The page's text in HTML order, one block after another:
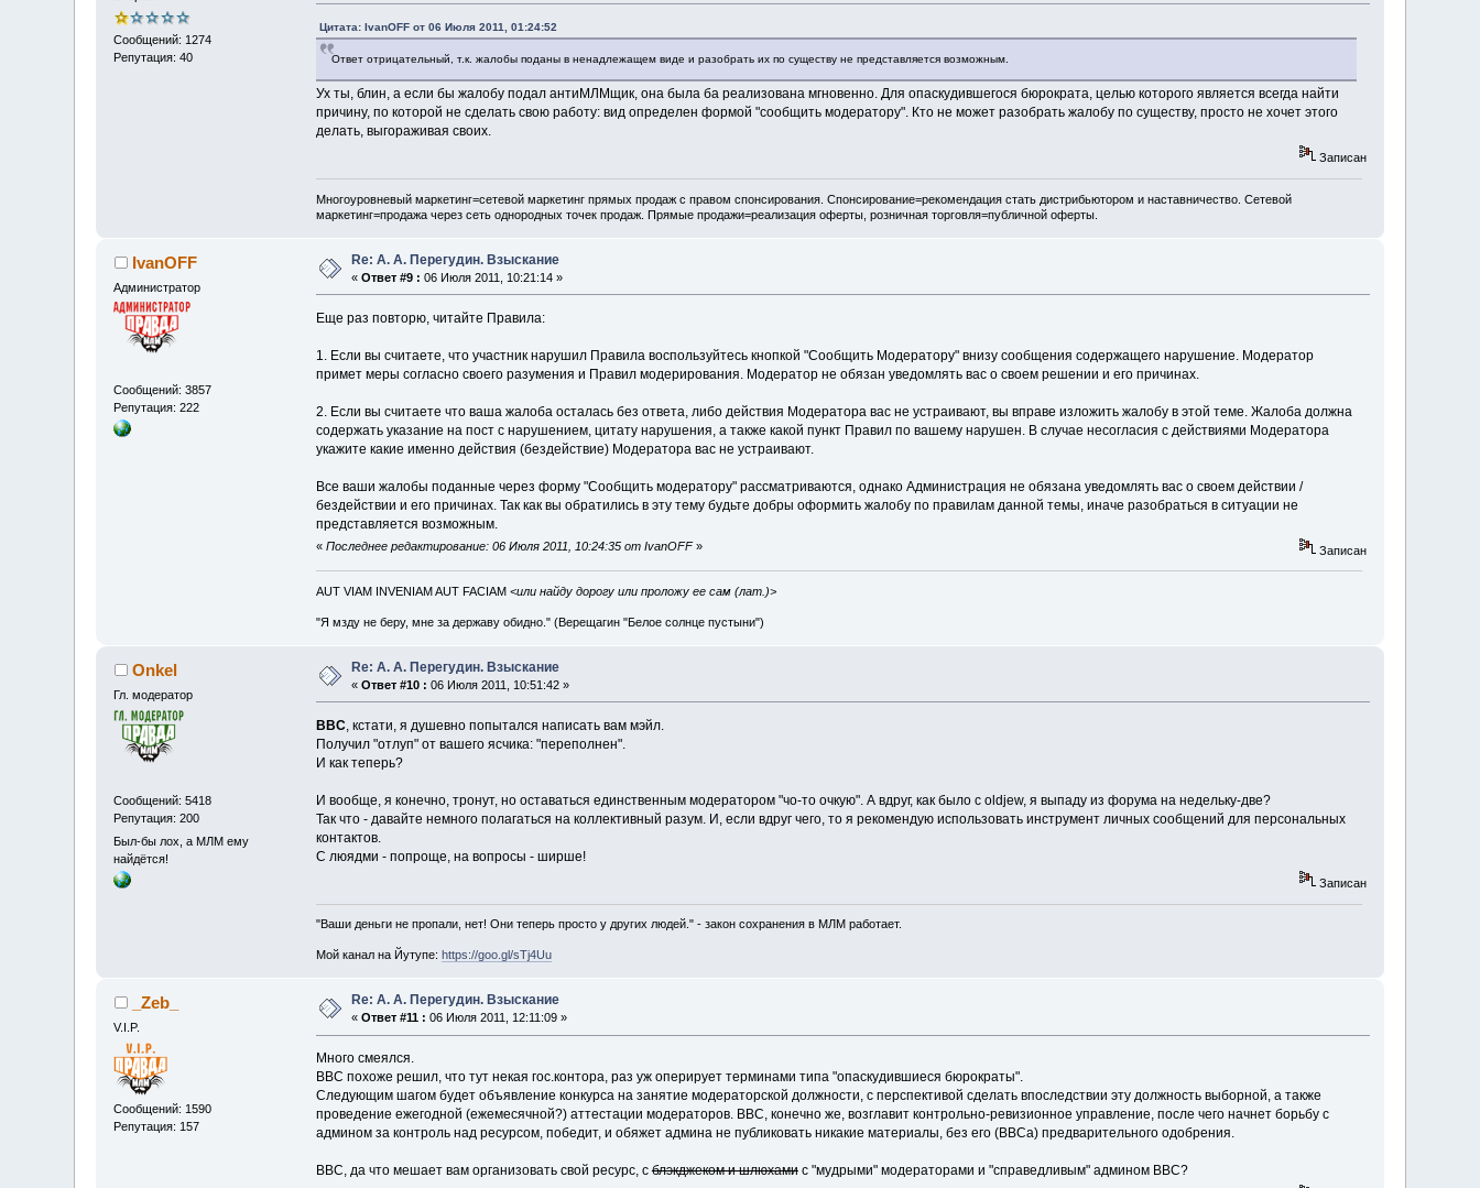
Сообщений: 1274
Репутация: 40
Цитата: IvanOFF от 06 Июля 2011, 01:24:52
Ответ отрицательный, т.к. жалобы поданы в ненадлежащем виде и разобрать их по существу не представляется возможным.
Ух ты, блин, а если бы жалобу подал антиМЛМщик, она была ба реализована мгновенно. Для опаскудившегося бюрократа, целью которого является всегда найти
причину, по которой не сделать свою работу: вид определен формой "сообщить модератору". Кто не может разобрать жалобу по существу, просто не хочет этого
делать, выгораживая своих.
Записан
Многоуровневый маркетинг=сетевой маркетинг прямых продаж с правом спонсирования. Спонсирование=рекомендация стать дистрибьютором и наставничество. Сетевой
маркетинг=продажа через сеть однородных точек продаж. Прямые продажи=реализация оферты, розничная торговля=публичной оферты.
IvanOFF
Администратор
Сообщений: 3857
Репутация: 222
Re: А. А. Перегудин. Взыскание
«Ответ #9 : 06 Июля 2011, 10:21:14 »
Еще раз повторю, читайте Правила:
1. Если вы считаете, что участник нарушил Правила воспользуйтесь кнопкой "Сообщить Модератору" внизу сообщения содержащего нарушение. Модератор
примет меры согласно своего разумения и Правил модерирования. Модератор не обязан уведомлять вас о своем решении и его причинах.
2. Если вы считаете что ваша жалоба осталась без ответа, либо действия Модератора вас не устраивают, вы вправе изложить жалобу в этой теме. Жалоба должна
содержать указание на пост с нарушением, цитату нарушения, а также какой пункт Правил по вашему нарушен. В случае несогласия с действиями Модератора
укажите какие именно действия (бездействие) Модератора вас не устраивают.
Все ваши жалобы поданные через форму "Сообщить модератору" рассматриваются, однако Администрация не обязана уведомлять вас о своем действии /
бездействии и его причинах. Так как вы обратились в эту тему будьте добры оформить жалобу по правилам данной темы, иначе разобраться в ситуации не
представляется возможным.
« Последнее редактирование: 06 Июля 2011, 10:24:35 от IvanOFF» Записан
AUT VIAM INVENIAM AUT FACIAM <или найду дорогу или проложу ее сам (лат.)>
"Я мзду не беру, мне за державу обидно." (Верещагин "Белое солнце пустыни")
Onkel
Гл. модератор
Сообщений: 5418
Репутация: 200
Был-бы лох, а МЛМ ему
найдётся!
Re: А. А. Перегудин. Взыскание
«Ответ #10 : 06 Июля 2011, 10:51:42 »
ВВС, кстати, я душевно попытался написать вам мэйл.
Получил "отлуп" от вашего ясчика: "переполнен".
И как теперь?
И вообще, я конечно, тронут, но оставаться единственным модератором "чо-то очкую". А вдруг, как было с oldjew, я выпаду из форума на недельку-две?
Так что - давайте немного полагаться на коллективный разум. И, если вдруг чего, то я рекомендую использовать инструмент личных сообщений для персональных
контактов.
С люядми - попроще, на вопросы - ширше!
Записан
"Ваши деньги не пропали, нет! Они теперь просто у других людей." - закон сохранения в МЛМ работает.
Мой канал на Йутупе: https://goo.gl/sTj4Uu
_Zeb_
V.I.P.
Сообщений: 1590
Репутация: 157
Re: А. А. Перегудин. Взыскание
«Ответ #11 : 06 Июля 2011, 12:11:09 »
Много смеялся.
ВВС похоже решил, что тут некая гос.контора, раз уж оперирует терминами типа "опаскудившиеся бюрократы".
Следующим шагом будет объявление конкурса на занятие модераторской должности, с перспективой сделать впоследствии эту должность выборной, а также
проведение ежегодной (ежемесячной?) аттестации модераторов. ВВС, конечно же, возглавит контрольно-ревизионное управление, после чего начнет борьбу с
админом за контроль над ресурсом, победит, и обяжет админа не публиковать никакие материалы, без его (ВВСа) предварительного одобрения.
ВВС, да что мешает вам организовать свой ресурс, сблэкджеком и шлюхамис "мудрыми" модераторами и "справедливым" админом ВВС?